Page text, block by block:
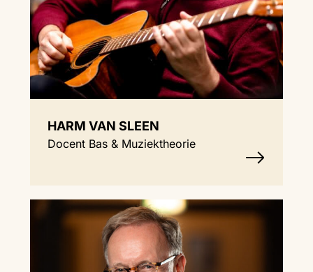
HARM VAN SLEEN
Docent Bas & Muziektheorie